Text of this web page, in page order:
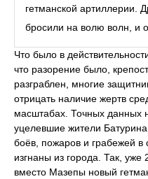
гетманской артиллерии.
бросили на волю волн, и
Что было в
что разорение было,
разграблен, многие
отрицать наличие жертв
масштабах. Точных данных
уцелевшие жители
боёв, пожаров и грабежей в
изгнаны из города. Так, уже
вместо Мазепы новый